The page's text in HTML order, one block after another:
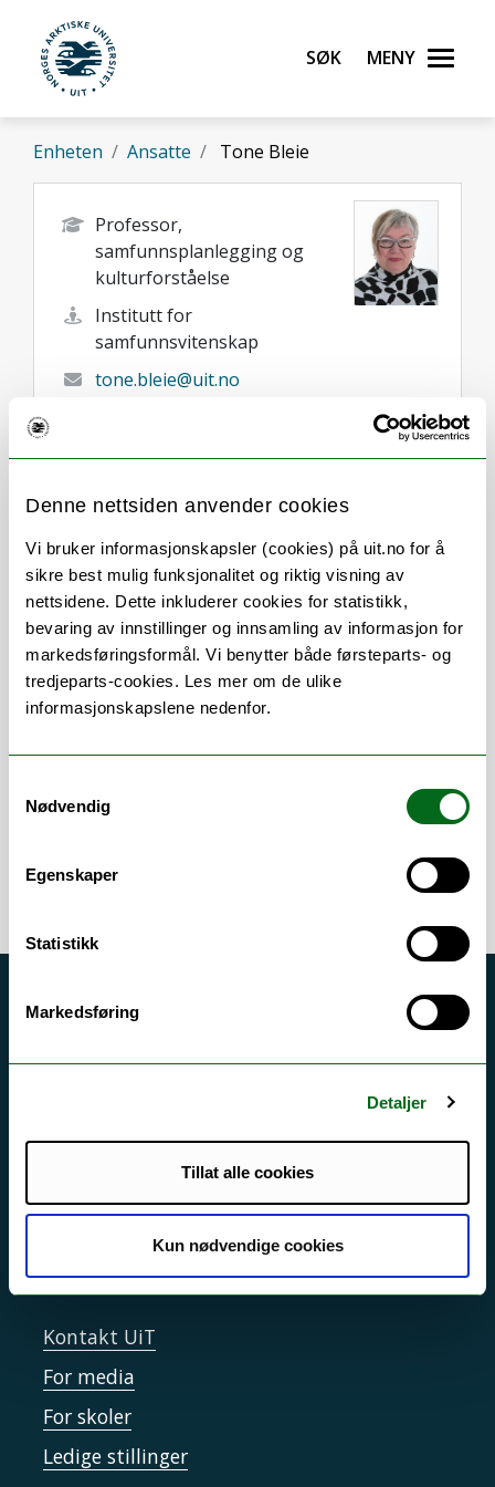
Denne nettsiden anvender cookies
Vi bruker informasjonskapsler (cookies) på uit.no for å
sikre best mulig funksjonalitet og riktig visning av
nettsidene. Dette inkluderer cookies for statistikk,
bevaring av innstillinger og innsamling av informasjon for
markedsføringsformål. Vi benytter både førsteparts- og
tredjeparts-cookies. Les mer om de ulike
informasjonskapslene nedenfor.
Nødvendig
Egenskaper
Statistikk
Markedsføring
Detaljer
Tillat alle cookies
Kun nødvendige cookies
Gå til hovedinnhold
UiT Norges arktiske universitet
Søk Meny
Enheten Ansatte Tone Bleie
Professor,
samfunnsplanlegging og
kulturforståelse
Institutt for
samfunnsvitenskap
tone.bleie@uit.no
+47 93484855
Tromsø
Om
Forskning og undervisning
Akutt hjelp
Sikkerhet, beredskap og personvern
Informasjonskapsler
Tilgjengelighetserklæring
Kontakt UiT
For media
For skoler
Ledige stillinger